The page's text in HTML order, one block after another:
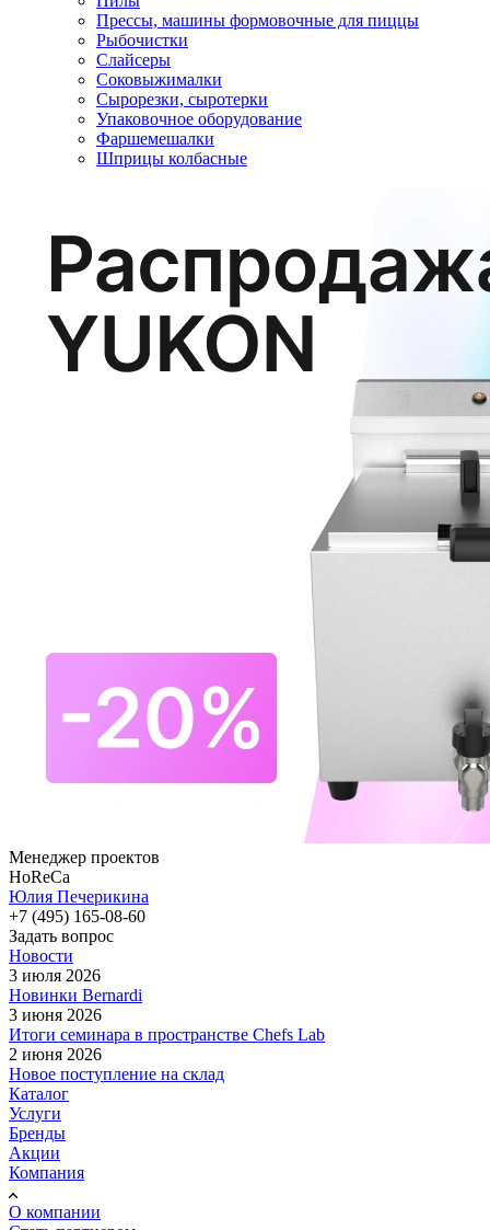
Прессы, машины формовочные для пиццы
Рыбочистки
Слайсеры
Соковыжималки
Сырорезки, сыротерки
Упаковочное оборудование
Фаршемешалки
Шприцы колбасные
Менеджер проектов
HoReCa
Юлия Печерикина
+7 (495) 165-08-60
Задать вопрос
Новости
3 июля 2026
Новинки Bernardi
3 июня 2026
Итоги семинара в пространстве Chefs Lab
2 июня 2026
Новое поступление на склад
Каталог
Услуги
Бренды
Акции
Компания
О компании